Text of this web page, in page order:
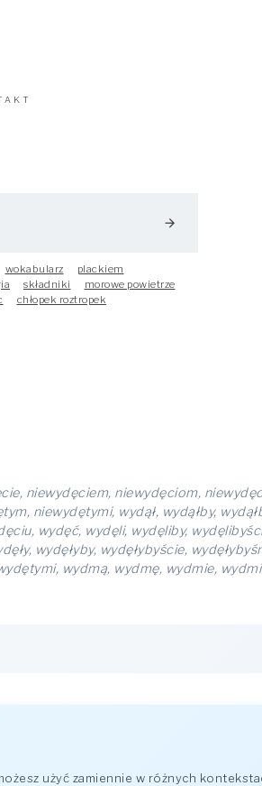
arrow_forward
wokabularz
plackiem
składniki
morowe powietrze
chłopek roztropek
niewydęciem, niewydęciom,
niewydętymi, wydął, wydąłby,
wydęć, wydęli, wydęliby,
wydęłyby, wydęłybyście,
wydmą, wydmę, wydmie,
użyć zamiennie w różnych